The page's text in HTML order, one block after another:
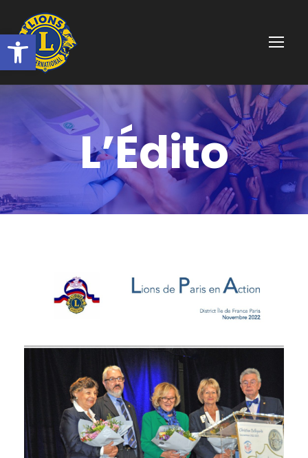
L’Édito
Ouvrir la barre d’outils